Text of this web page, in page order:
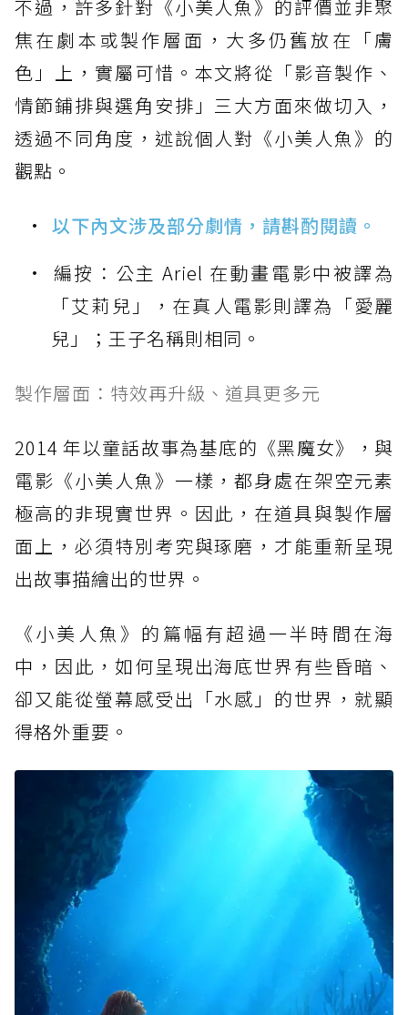
不過，許多針對《小美人魚》的評價並非聚
焦在劇本或製作層面，大多仍舊放在「膚
色」上，實屬可惜。本文將從「影音製作、
情節鋪排與選角安排」三大方面來做切入，
透過不同角度，述說個人對《小美人魚》的
觀點。
以下內文涉及部分劇情，請斟酌閱讀。
編按：公主 Ariel 在動畫電影中被譯為
「艾莉兒」，在真人電影則譯為「愛麗
兒」；王子名稱則相同。
製作層面：特效再升級、道具更多元
2014 年以童話故事為基底的《黑魔女》，與
電影《小美人魚》一樣，都身處在架空元素
極高的非現實世界。因此，在道具與製作層
面上，必須特別考究與琢磨，才能重新呈現
出故事描繪出的世界。
《小美人魚》的篇幅有超過一半時間在海
中，因此，如何呈現出海底世界有些昏暗、
卻又能從螢幕感受出「水感」的世界，就顯
得格外重要。